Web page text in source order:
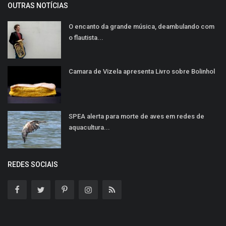
OUTRAS NOTÍCIAS
O encanto da grande música, deambulando com
o flautista...
Camara de Vizela apresenta Livro sobre Bolinhol
SPEA alerta para morte de aves em redes de
aquacultura...
REDES SOCIAIS